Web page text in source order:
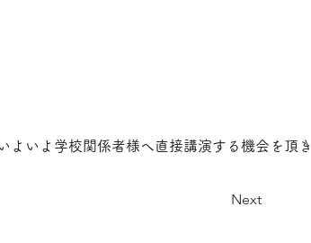
いよ学校関係者様へ直接講演する機会を頂き
Next